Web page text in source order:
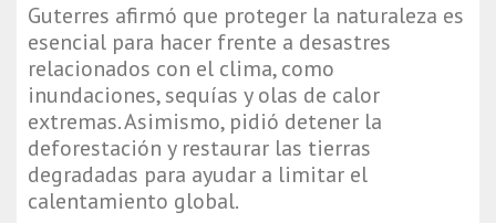
Guterres afirmó que proteger la naturaleza es
esencial para hacer frente a desastres
relacionados con el clima, como
inundaciones, sequías y olas de calor
extremas. Asimismo, pidió detener la
deforestación y restaurar las tierras
degradadas para ayudar a limitar el
calentamiento global.